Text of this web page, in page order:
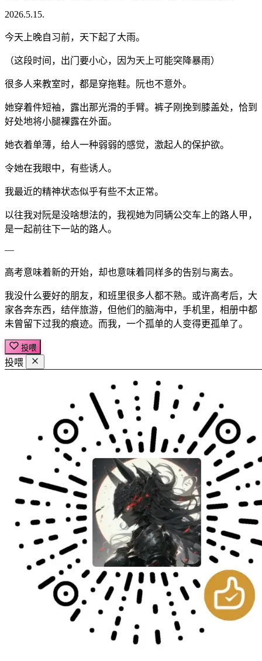
2026.5.15.
今天上晚自习前，天下起了大雨。
（这段时间，出门要小心，因为天上可能突降暴雨）
很多人来教室时，都是穿拖鞋。阮也不意外。
她穿着件短袖，露出那光滑的手臂。裤子刚挽到膝盖处，恰到
好处地将小腿裸露在外面。
她衣着单薄，给人一种弱弱的感觉，激起人的保护欲。
令她在我眼中，有些诱人。
我最近的精神状态似乎有些不太正常。
以往我对阮是没啥想法的，我视她为同辆公交车上的路人甲，
是一起前往下一站的路人。
—
高考意味着新的开始，却也意味着同样多的告别与离去。
我没什么要好的朋友，和班里很多人都不熟。或许高考后，大
家各奔东西，结伴旅游，但他们的脑海中，手机里，相册中都
未曾留下过我的痕迹。而我，一个孤单的人变得更孤单了。
投喂
投喂